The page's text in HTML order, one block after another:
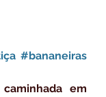
#bananeiras
em